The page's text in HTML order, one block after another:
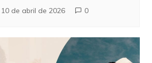
10 de abril de 2026 0